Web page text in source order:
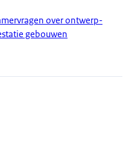
over ontwerp-
gebouwen